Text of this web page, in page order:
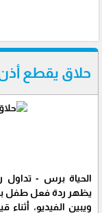
حلاق يقطع أذن
الحياة برس - تداول
يظهر ردة فعل طفل
ويبين الفيديو،